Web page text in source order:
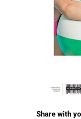
Share with